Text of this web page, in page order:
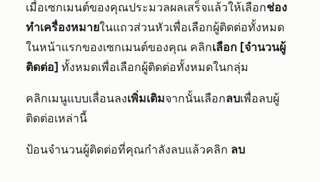
เมื่อเซกเมนต์ของคุณประมวลผลเสร็จแล้วให้เลือกช่อง
ทำเครื่องหมายในแถวส่วนหัวเพื่อเลือกผู้ติดต่อทั้งหมด
ในหน้าแรกของเซกเมนต์ของคุณ คลิกเลือก [จำนวนผู้
ติดต่อ] ทั้งหมดเพื่อเลือกผู้ติดต่อทั้งหมดในกลุ่ม
คลิกเมนูแบบเลื่อนลงเพิ่มเติมจากนั้นเลือกลบเพื่อลบผู้
ติดต่อเหล่านี้
ป้อนจำนวนผู้ติดต่อที่คุณกำลังลบแล้วคลิก ลบ